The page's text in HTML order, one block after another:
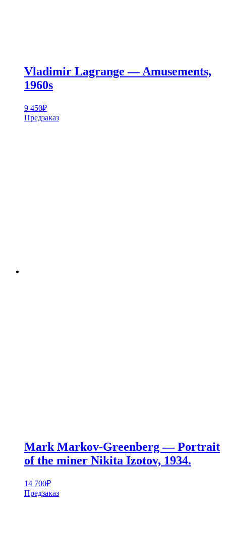
Vladimir Lagrange — Amusements,
1960s
9 450₽
Предзаказ
Mark Markov-Greenberg — Portrait
of the miner Nikita Izotov, 1934.
14 700₽
Предзаказ